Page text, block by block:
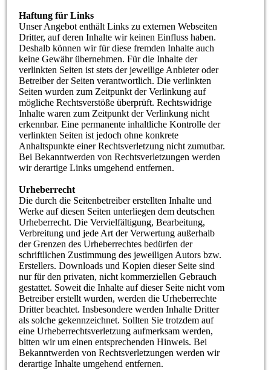
Haftung für Links
Unser Angebot enthält Links zu externen Webseiten
Dritter, auf deren Inhalte wir keinen Einfluss haben.
Deshalb können wir für diese fremden Inhalte auch
keine Gewähr übernehmen. Für die Inhalte der
verlinkten Seiten ist stets der jeweilige Anbieter oder
Betreiber der Seiten verantwortlich. Die verlinkten
Seiten wurden zum Zeitpunkt der Verlinkung auf
mögliche Rechtsverstöße überprüft. Rechtswidrige
Inhalte waren zum Zeitpunkt der Verlinkung nicht
erkennbar. Eine permanente inhaltliche Kontrolle der
verlinkten Seiten ist jedoch ohne konkrete
Anhaltspunkte einer Rechtsverletzung nicht zumutbar.
Bei Bekanntwerden von Rechtsverletzungen werden
wir derartige Links umgehend entfernen.
Urheberrecht
Die durch die Seitenbetreiber erstellten Inhalte und
Werke auf diesen Seiten unterliegen dem deutschen
Urheberrecht. Die Vervielfältigung, Bearbeitung,
Verbreitung und jede Art der Verwertung außerhalb
der Grenzen des Urheberrechtes bedürfen der
schriftlichen Zustimmung des jeweiligen Autors bzw.
Erstellers. Downloads und Kopien dieser Seite sind
nur für den privaten, nicht kommerziellen Gebrauch
gestattet. Soweit die Inhalte auf dieser Seite nicht vom
Betreiber erstellt wurden, werden die Urheberrechte
Dritter beachtet. Insbesondere werden Inhalte Dritter
als solche gekennzeichnet. Sollten Sie trotzdem auf
eine Urheberrechtsverletzung aufmerksam werden,
bitten wir um einen entsprechenden Hinweis. Bei
Bekanntwerden von Rechtsverletzungen werden wir
derartige Inhalte umgehend entfernen.